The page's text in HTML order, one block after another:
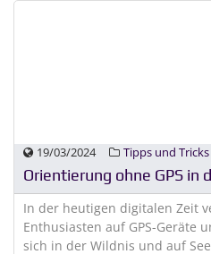
19/03/2024 Tipps und Tricks
Orientierung ohne GPS in
In der heutigen digitalen Zeit
Enthusiasten auf GPS-Geräte
sich in der Wildnis und auf